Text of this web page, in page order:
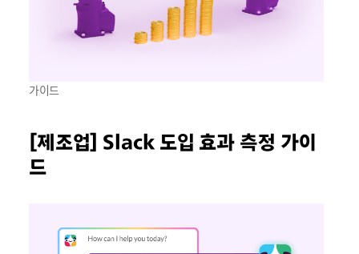
가이드
[제조업] Slack 도입 효과 측정 가이
드